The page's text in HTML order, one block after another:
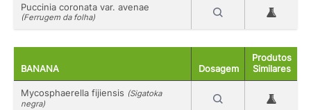
Puccinia coronata var. avenae
(Ferrugem da folha)
BANANA Dosagem
Produtos
Similares
Mycosphaerella fijiensis (Sigatoka
negra)